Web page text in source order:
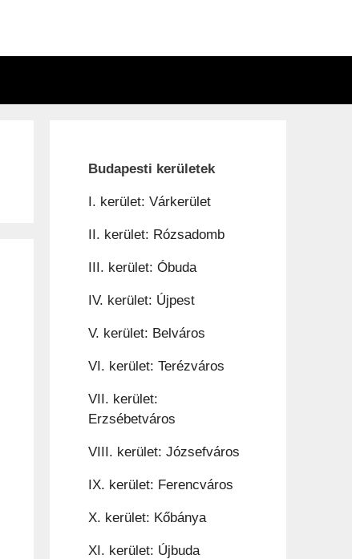
Budapesti kerületek
I. kerület: Várkerület
II. kerület: Rózsadomb
III. kerület: Óbuda
IV. kerület: Újpest
V. kerület: Belváros
VI. kerület: Terézváros
VII. kerület:
Erzsébetváros
VIII. kerület: Józsefváros
IX. kerület: Ferencváros
X. kerület: Kőbánya
XI. kerület: Újbuda